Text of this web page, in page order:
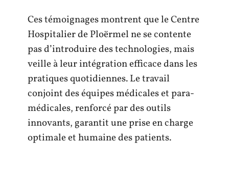
Ces témoignages montrent que le Centre
Hospitalier de Ploërmel ne se contente
pas d’introduire des technologies, mais
veille à leur intégration efficace dans les
pratiques quotidiennes. Le travail
conjoint des équipes médicales et para-
médicales, renforcé par des outils
innovants, garantit une prise en charge
optimale et humaine des patients.